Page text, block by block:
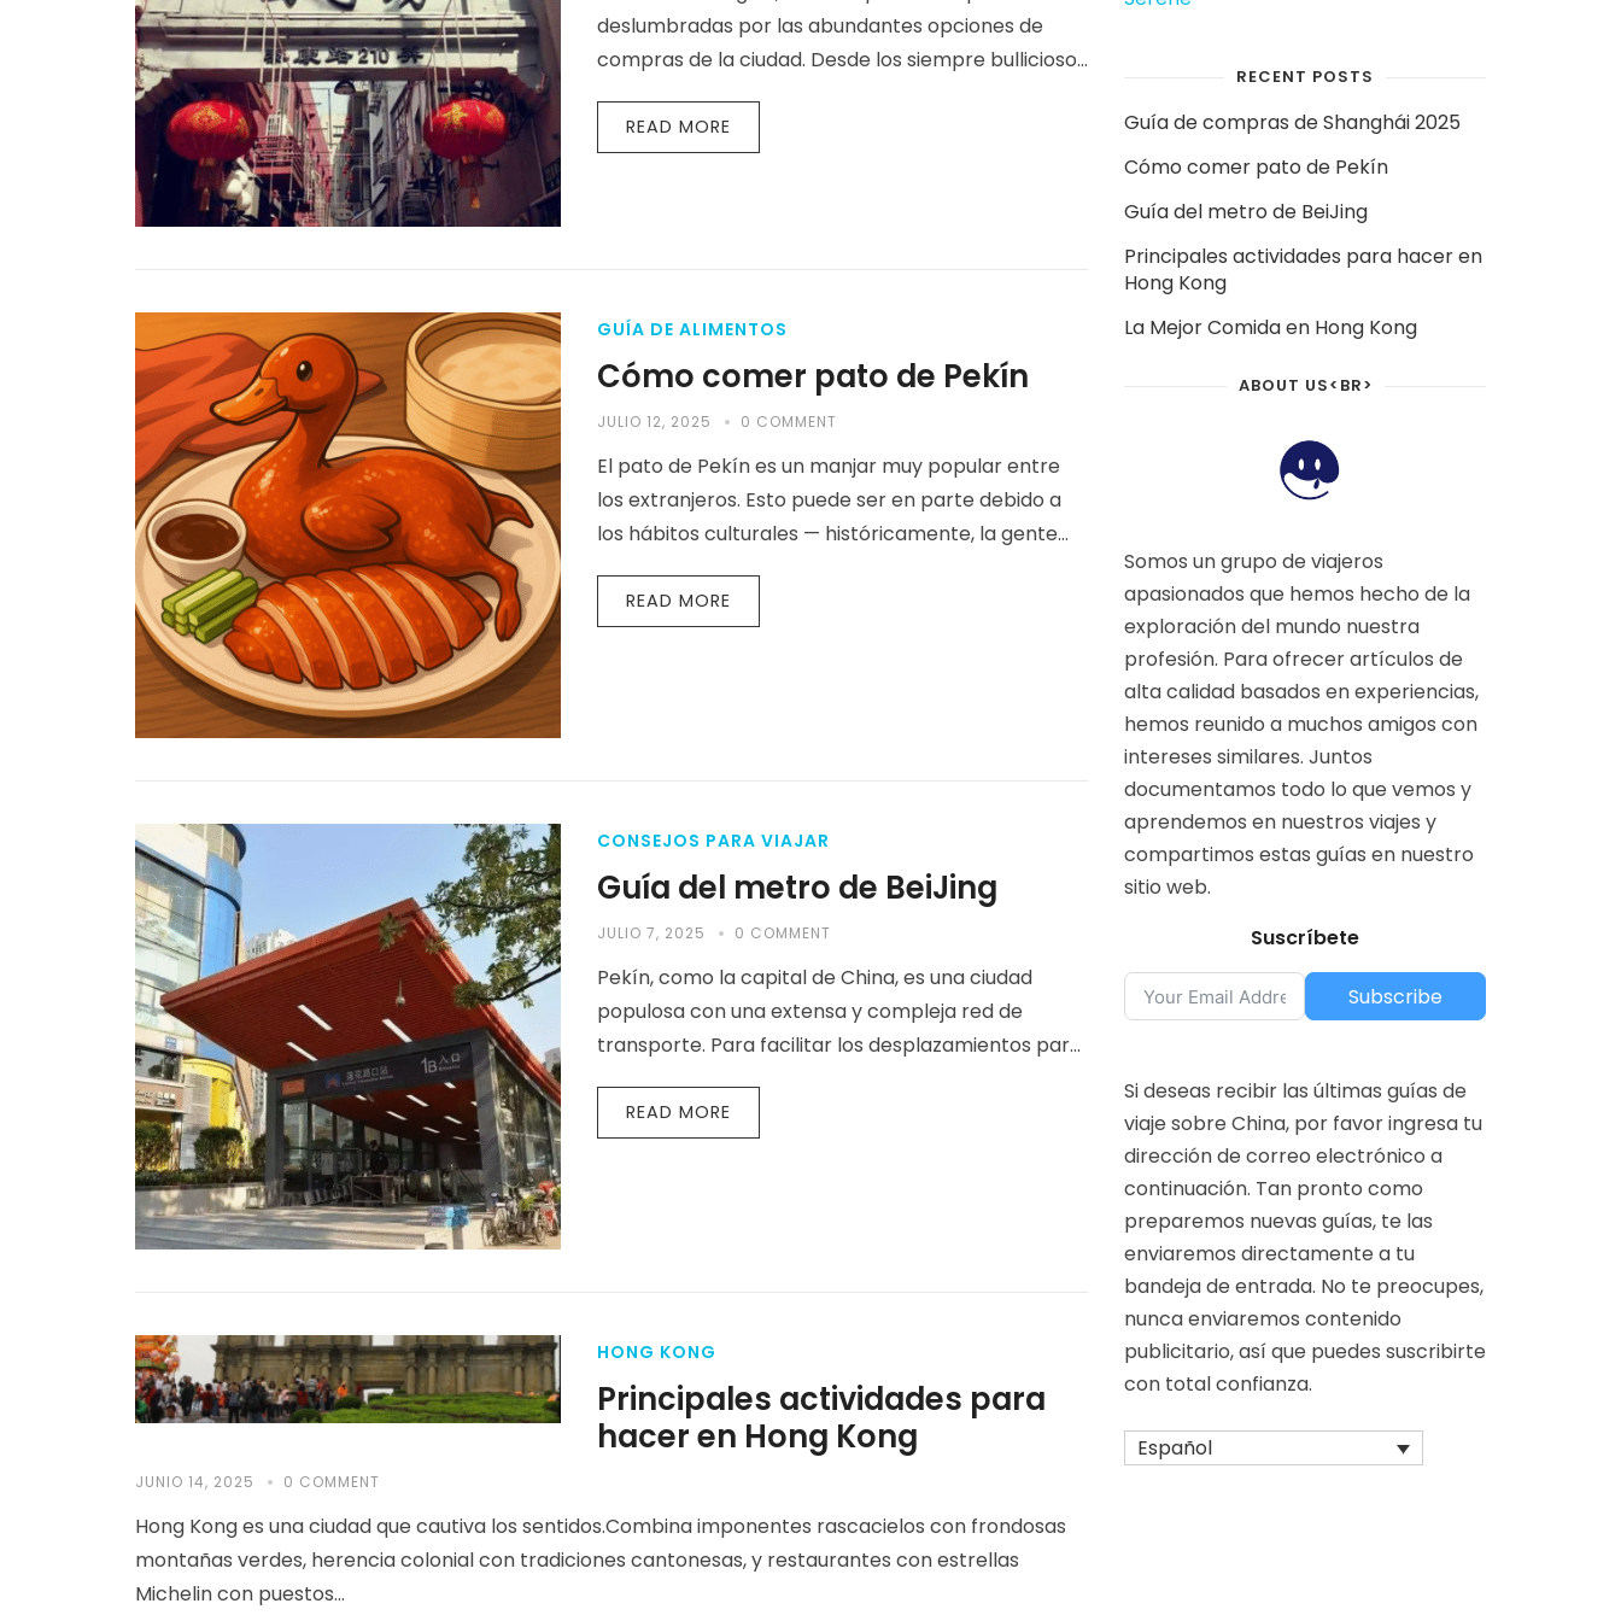
deslumbradas por las abundantes opciones de
compras de la ciudad. Desde los siempre bulliciosos
READ MORE
GUÍA DE ALIMENTOS
Cómo comer pato de Pekín
JULIO 12, 2025 0 COMMENT
El pato de Pekín es un manjar muy popular entre
los extranjeros. Esto puede ser en parte debido a
los hábitos culturales — históricamente, la gente
READ MORE
CONSEJOS PARA VIAJAR
Guía del metro de BeiJing
JULIO 7, 2025 0 COMMENT
Pekín, como la capital de China, es una ciudad
populosa con una extensa y compleja red de
transporte. Para facilitar los desplazamientos para
READ MORE
HONG KONG
Principales actividades para
hacer en Hong Kong
JUNIO 14, 2025 0 COMMENT
Hong Kong es una ciudad que cautiva los sentidos.Combina imponentes rascacielos con frondosas
montañas verdes, herencia colonial con tradiciones cantonesas, y restaurantes con estrellas
Michelin con puestos…
RECENT POSTS
Guía de compras de Shanghái 2025
Cómo comer pato de Pekín
Guía del metro de BeiJing
Principales actividades para hacer en
Hong Kong
La Mejor Comida en Hong Kong
ABOUT US<BR>
Somos un grupo de viajeros
apasionados que hemos hecho de la
exploración del mundo nuestra
profesión. Para ofrecer artículos de
alta calidad basados en experiencias,
hemos reunido a muchos amigos con
intereses similares. Juntos
documentamos todo lo que vemos y
aprendemos en nuestros viajes y
compartimos estas guías en nuestro
sitio web.
Suscríbete
Subscribe
Si deseas recibir las últimas guías de
viaje sobre China, por favor ingresa tu
dirección de correo electrónico a
continuación. Tan pronto como
preparemos nuevas guías, te las
enviaremos directamente a tu
bandeja de entrada. No te preocupes,
nunca enviaremos contenido
publicitario, así que puedes suscribirte
con total confianza.
Español